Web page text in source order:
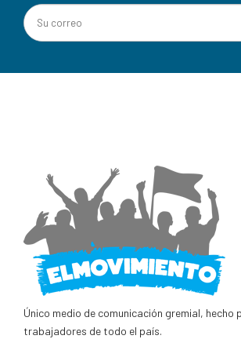
Único medio de comunicación gremial, hecho
trabajadores de todo el país.